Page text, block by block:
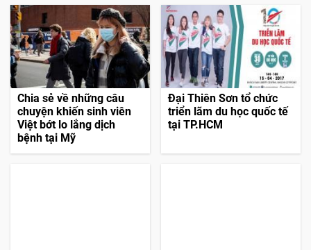
Chia sẻ về những câu
chuyện khiến sinh viên
Việt bớt lo lắng dịch
bệnh tại Mỹ
Đại Thiên Sơn tổ chức
triển lãm du học quốc tế
tại TP.HCM